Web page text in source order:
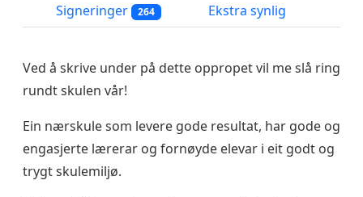
Signeringer
264 Ekstra synlig
Ved å skrive under på dette oppropet vil me slå ring
rundt skulen vår!
Ein nærskule som levere gode resultat, har gode og
engasjerte lærerar og fornøyde elevar i eit godt og
trygt skulemiljø.